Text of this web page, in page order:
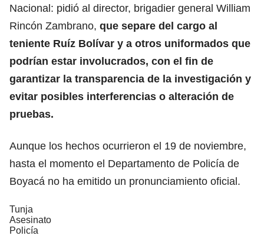
Nacional: pidió al director, brigadier general William
Rincón Zambrano, que separe del cargo al
teniente Ruíz Bolívar y a otros uniformados que
podrían estar involucrados, con el fin de
garantizar la transparencia de la investigación y
evitar posibles interferencias o alteración de
pruebas.
Aunque los hechos ocurrieron el 19 de noviembre,
hasta el momento el Departamento de Policía de
Boyacá no ha emitido un pronunciamiento oficial.
Tunja
Asesinato
Policía